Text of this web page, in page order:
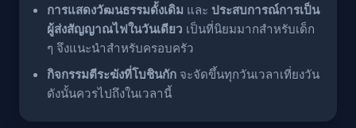
การแสดงวัฒนธรรมดั้งเดิม และ ประสบการณ์การเป็น
ผู้ส่งสัญญาณไฟในวันเดียว เป็นที่นิยมมากสำหรับเด็ก
ๆ จึงแนะนำสำหรับครอบครัว
กิจกรรมตีระฆังที่โบชินกัก จะจัดขึ้นทุกวันเวลาเที่ยงวัน
ดังนั้นควรไปถึงในเวลานี้